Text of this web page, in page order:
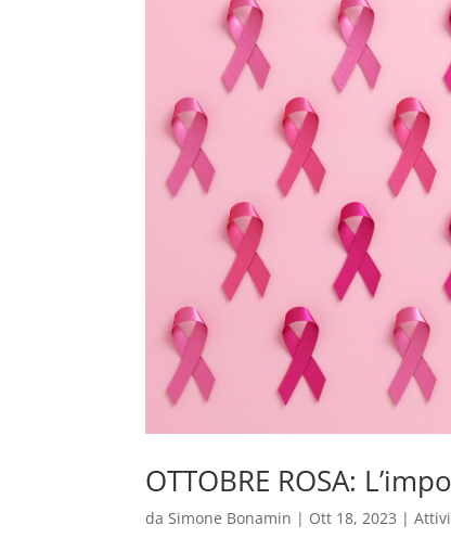
OTTOBRE ROSA:
daSimone Bonamin | Ott 18, 2023 |